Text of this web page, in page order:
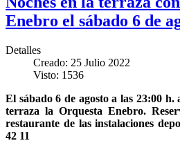
Enebro el sábado 6 de
Detalles
Creado: 25 Julio 2022
Visto: 1536
El sábado 6 de agosto a las 23:00 h.
terraza la Orquesta Enebro.
restaurante de las instalaciones
42 11